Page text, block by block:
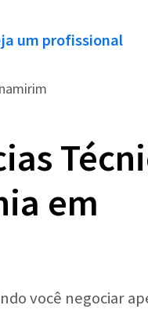
um profissional
em
você negociar